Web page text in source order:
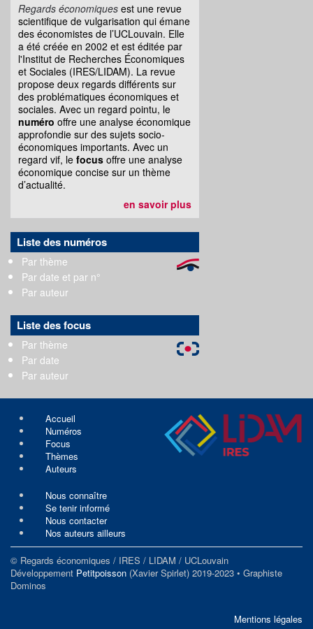
Regards économiques est une revue
scientifique de vulgarisation qui émane
des économistes de l’UCLouvain. Elle
a été créée en 2002 et est éditée par
l'Institut de Recherches Économiques
et Sociales (IRES/LIDAM). La revue
propose deux regards différents sur
des problématiques économiques et
sociales. Avec un regard pointu, le
numéro offre une analyse économique
approfondie sur des sujets socio-
économiques importants. Avec un
regard vif, le focus offre une analyse
économique concise sur un thème
d’actualité.
en savoir plus
Liste des numéros
Par thème
Par date et par n°
Par auteur
Liste des focus
Par thème
Par date
Par auteur
Accueil
Numéros
Focus
Thèmes
Auteurs
Nous connaître
Se tenir informé
Nous contacter
Nos auteurs ailleurs
© Regards économiques / IRES / LIDAM / UCLouvain
Développement Petitpoisson (Xavier Spirlet) 2019-2023 • Graphiste
Dominos
Mentions légales